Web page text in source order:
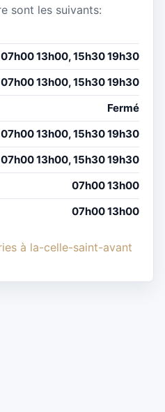
sont les suivants:
07h00 13h00, 15h30 19h30
07h00 13h00, 15h30 19h30
Fermé
07h00 13h00, 15h30 19h30
07h00 13h00, 15h30 19h30
07h00 13h00
07h00 13h00
à la-celle-saint-avant